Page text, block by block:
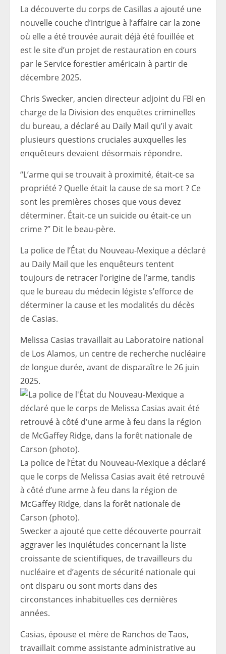
La découverte du corps de Casillas a ajouté une
nouvelle couche d’intrigue à l’affaire car la zone
où elle a été trouvée aurait déjà été fouillée et
est le site d’un projet de restauration en cours
par le Service forestier américain à partir de
décembre 2025.
Chris Swecker, ancien directeur adjoint du FBI en
charge de la Division des enquêtes criminelles
du bureau, a déclaré au Daily Mail qu’il y avait
plusieurs questions cruciales auxquelles les
enquêteurs devaient désormais répondre.
“L’arme qui se trouvait à proximité, était-ce sa
propriété ? Quelle était la cause de sa mort ? Ce
sont les premières choses que vous devez
déterminer. Était-ce un suicide ou était-ce un
crime ?” Dit le beau-père.
La police de l’État du Nouveau-Mexique a déclaré
au Daily Mail que les enquêteurs tentent
toujours de retracer l’origine de l’arme, tandis
que le bureau du médecin légiste s’efforce de
déterminer la cause et les modalités du décès
de Casias.
Melissa Casias travaillait au Laboratoire national
de Los Alamos, un centre de recherche nucléaire
de longue durée, avant de disparaître le 26 juin
2025.
La police de l’État du Nouveau-Mexique a déclaré
que le corps de Melissa Casias avait été retrouvé
à côté d’une arme à feu dans la région de
McGaffey Ridge, dans la forêt nationale de
Carson (photo).
Swecker a ajouté que cette découverte pourrait
aggraver les inquiétudes concernant la liste
croissante de scientifiques, de travailleurs du
nucléaire et d’agents de sécurité nationale qui
ont disparu ou sont morts dans des
circonstances inhabituelles ces dernières
années.
Casias, épouse et mère de Ranchos de Taos,
travaillait comme assistante administrative au